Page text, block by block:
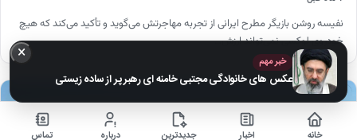
نفیسه روشن بازیگر مطرح ایرانی از تجربه مهاجرتش می‌گوید و تأکید می‌کند که هیچ
خودروی لوکسی نمی‌تواند ارزش…
اخبار
× خبر مهم
عکس های خانوادگی مجتبی خامنه ای رهبر پر از ساده زیستی
خانه اخبار جدیدترین درباره تماس